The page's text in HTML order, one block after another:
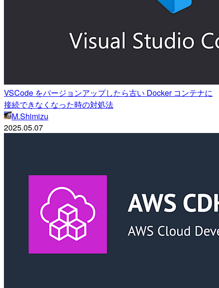
VSCode をバージョンアップしたら古い Docker コンテナに
接続できなくなった時の対処法
M.Shimizu
2025.05.07